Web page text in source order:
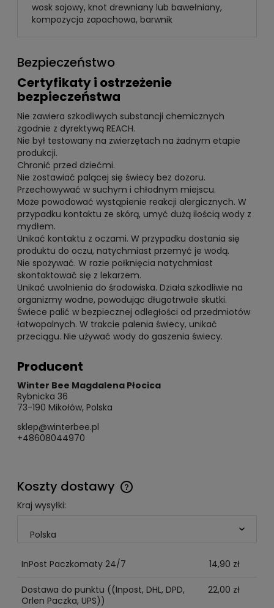
wosk sojowy, knot drewniany lub bawełniany,
kompozycja zapachowa, barwnik
Bezpieczeństwo
Certyfikaty i ostrzeżenie
bezpieczeństwa
Nie zawiera szkodliwych substancji chemicznych
zgodnie z dyrektywą REACH.
Nie był testowany na zwierzętach na żadnym etapie
produkcji.
Chronić przed dziećmi.
Nie zostawiać palącej się świecy bez dozoru.
Przechowywać w suchym i chłodnym miejscu.
Może powodować wystąpienie reakcji alergicznych. W
przypadku kontaktu ze skórą, umyć dużą ilością wody z
mydłem.
Unikać kontaktu z oczami. W przypadku dostania się
produktu do oczu, natychmiast przemyć je wodą.
Nie spożywać. W razie połknięcia natychmiast
skontaktować się z lekarzem.
Unikać uwolnienia do środowiska. Działa szkodliwie na
organizmy wodne, powodując długotrwałe skutki.
Świece palić w bezpiecznej odległości od przedmiotów
łatwopalnych. W trakcie palenia świecy, unikać
przeciągu. Nie używać wody do gaszenia świecy.
Producent
Winter Bee Magdalena Płocica
Rybnicka 36
73-190 Mikołów, Polska
sklep@winterbee.pl
+48608044970
Koszty dostawy
Cena nie zawiera ewentualnych kosztów płatności
Kraj wysyłki:
InPost Paczkomaty 24/7 14,90 zł
Dostawa do punktu ((Inpost, DHL, DPD,
Orlen Paczka, UPS))
22,00 zł